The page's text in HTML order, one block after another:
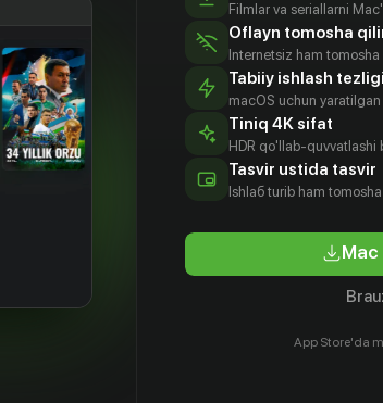
«Банда в зелёных перчатках» могут
решение рассеять жар,
Это идеальное место, где
там будет их искать?
Filmlar va seriallarni
Oflayn tomosha
Internetsiz ham
Tabiiy ishlash tezligi
macOS uchun
Tiniq 4K sifat
HDR qo'llab-quvvatlashi
Tasvir ustida tasvir
Ishlаб turib ham
Mac
App Store'da